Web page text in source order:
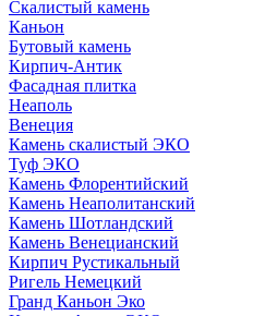
Скалистый камень
Каньон
Бутовый камень
Кирпич-Антик
Фасадная плитка
Неаполь
Венеция
Камень скалистый ЭКО
Туф ЭКО
Камень Флорентийский
Камень Неаполитанский
Камень Шотландский
Камень Венецианский
Кирпич Рустикальный
Ригель Немецкий
Гранд Каньон Эко